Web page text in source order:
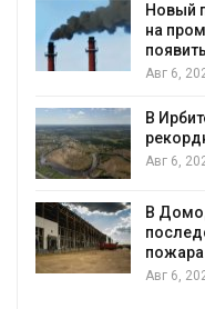
Новый
на
Авг 6,
В
Авг 6,
В
Авг 6,